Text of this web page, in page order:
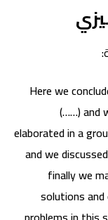
Here we
(……) and
elaborated in a
and we
finally we
solutions